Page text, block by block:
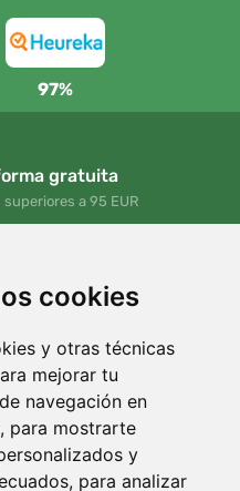
cookies
y otras técnicas
mejorar tu
navegación en
para mostrarte
y
para analizar
97%
gratuita
a 95 EUR
gratuitos
pedido en cualquier momento
árbol. Leer más